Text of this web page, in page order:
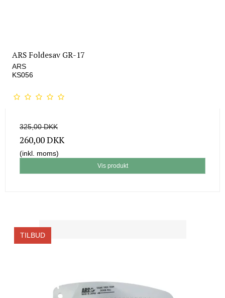
ARS Foldesav GR-17
ARS
KS056
325,00 DKK
260,00 DKK
(inkl. moms)
Vis produkt
TILBUD